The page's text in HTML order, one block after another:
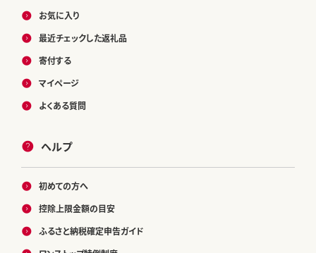
お気に入り
最近チェックした返礼品
寄付する
マイページ
よくある質問
ヘルプ
初めての方へ
控除上限金額の目安
ふるさと納税確定申告ガイド